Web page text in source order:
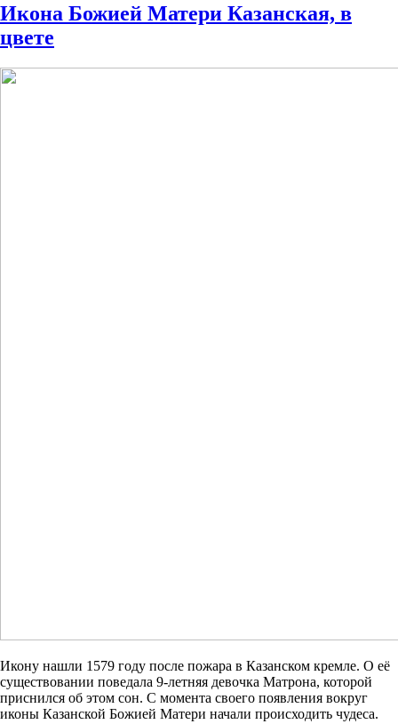
Икона Божией Матери Казанская, в
цвете
Икону нашли 1579 году после пожара в Казанском кремле. О её
существовании поведала 9-летняя девочка Матрона, которой
приснился об этом сон. С момента своего появления вокруг
иконы Казанской Божией Матери начали происходить чудеса.